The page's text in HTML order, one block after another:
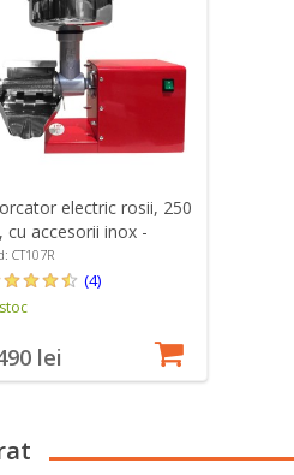
electric rosii, 250
cu accesorii inox -
CT107R
(4)
lei